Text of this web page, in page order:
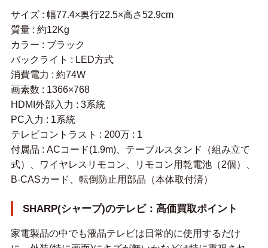
サイズ : 幅77.4×奥行22.5×高さ52.9cm
質量 : 約12Kg
カラー : ブラック
バックライト : LED方式
消費電力 : 約74W
画素数 : 1366×768
HDMI外部入力 : 3系統
PC入力 : 1系統
テレビコントラスト : 200万 : 1
付属品 : ACコード(1.9m)、テーブルスタンド（組み立て
式）、ワイヤレスリモコン、リモコン用乾電池（2個）、
B-CASカード、転倒防止用部品（本体取付済）
SHARP(シャープ)のテレビ：高価買取ポイント
家電製品の中でも液晶テレビは日常的に使用するだけ